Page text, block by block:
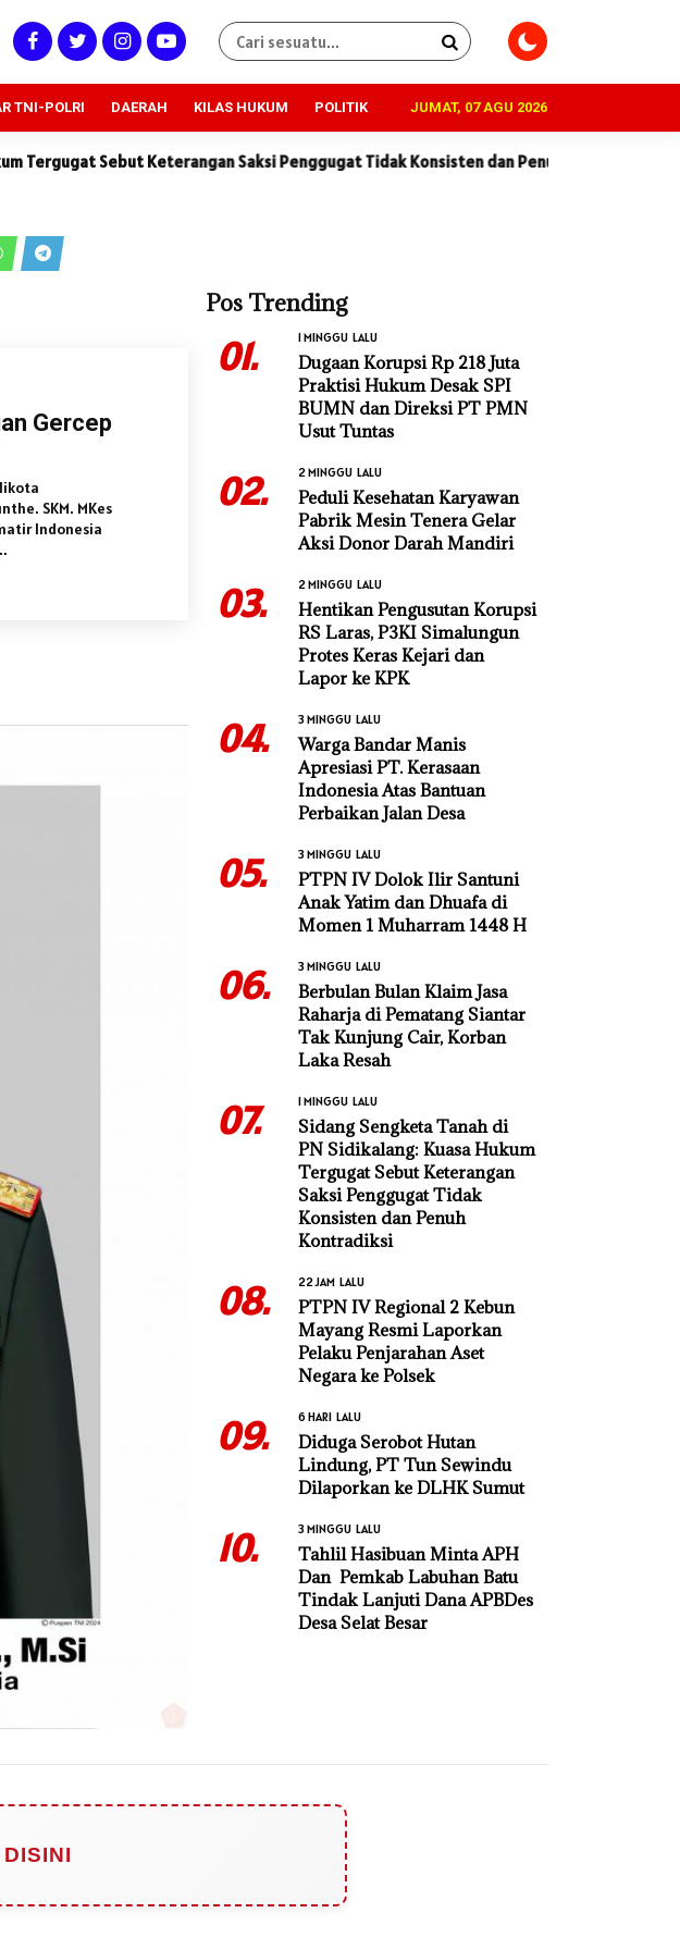
TNI-POLRI DAERAH KILAS HUKUM POLITIK JUMAT, 07 AGU 2026
Sebut Keterangan Saksi Penggugat Tidak Konsisten dan Penuh Kontradiksi
Gercep
SKM. MKes
Indonesia
Pos Trending
01. 1 MINGGU LALU
Dugaan Korupsi Rp 218 Juta
Praktisi Hukum Desak SPI
BUMN dan Direksi PT PMN
Usut Tuntas
02. 2 MINGGU LALU
Peduli Kesehatan Karyawan
Pabrik Mesin Tenera Gelar
Aksi Donor Darah Mandiri
03. 2 MINGGU LALU
Hentikan Pengusutan Korupsi
RS Laras, P3KI Simalungun
Protes Keras Kejari dan
Lapor ke KPK
04. 3 MINGGU LALU
Warga Bandar Manis
Apresiasi PT. Kerasaan
Indonesia Atas Bantuan
Perbaikan Jalan Desa
05. 3 MINGGU LALU
PTPN IV Dolok Ilir Santuni
Anak Yatim dan Dhuafa di
Momen 1 Muharram 1448 H
06. 3 MINGGU LALU
Berbulan Bulan Klaim Jasa
Raharja di Pematang Siantar
Tak Kunjung Cair, Korban
Laka Resah
07. 1 MINGGU LALU
Sidang Sengketa Tanah di
PN Sidikalang: Kuasa Hukum
Tergugat Sebut Keterangan
Saksi Penggugat Tidak
Konsisten dan Penuh
Kontradiksi
08. 22 JAM LALU
PTPN IV Regional 2 Kebun
Mayang Resmi Laporkan
Pelaku Penjarahan Aset
Negara ke Polsek
09. 6 HARI LALU
Diduga Serobot Hutan
Lindung, PT Tun Sewindu
Dilaporkan ke DLHK Sumut
10. 3 MINGGU LALU
Tahlil Hasibuan Minta APH
Dan Pemkab Labuhan Batu
Tindak Lanjuti Dana APBDes
Desa Selat Besar